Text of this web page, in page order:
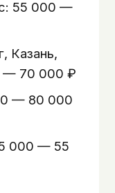
55 000 —
Казань,
— 70 000 ₽
— 80 000
000 — 55